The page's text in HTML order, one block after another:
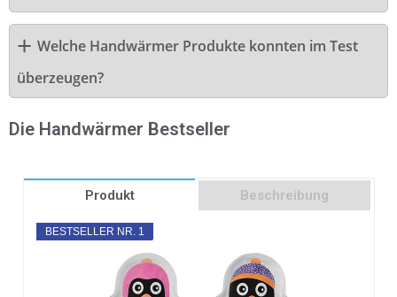
Welche Handwärmer Produkte konnten im Test
überzeugen?
Die Handwärmer Bestseller
Produkt Beschreibung
BESTSELLER NR. 1